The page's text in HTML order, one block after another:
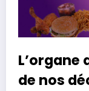
L’organe
de nos